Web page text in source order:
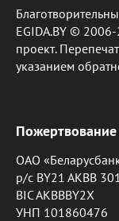
EGIDA.BY ©
проект.
указанием
ОАО
р/с BY21 AKBB
BIC AKBBBY2X
УНП 101860476